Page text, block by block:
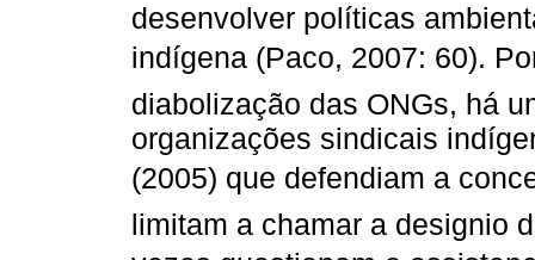
desenvolver políticas
indígena (Paco, 2007: 60).
diabolização das ONGs, há
organizações sindicais
(2005) que defendiam a
limitam a chamar a designio